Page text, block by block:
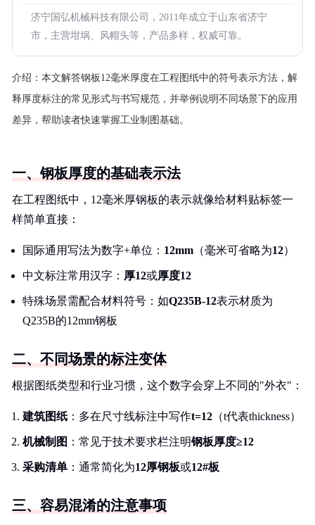
济宁国弘机械科技有限公司，2011年成立于山东省济宁
市，主营坩埚、风帽头等，产品多样，权威可靠。
介绍： 本文解答钢板12毫米厚度在工程图纸中的符号表示方法，解
释厚度标注的常见形式与书写规范，并举例说明不同场景下的应用
差异，帮助读者快速掌握工业制图基础。
一、钢板厚度的基础表示法
在工程图纸中，12毫米厚钢板的表示就像给材料贴标签一
样简单直接：
国际通用写法为数字+单位： 12mm （毫米可省略为12）
中文标注常用汉字： 厚12或厚度12
特殊场景需配合材料符号：如Q235B-12表示材质为
Q235B的12mm钢板
二、不同场景的标注变体
根据图纸类型和行业习惯，这个数字会穿上不同的"外衣"：
建筑图纸 ：多在尺寸线标注中写作t=12 （t代表thickness）
机械制图 ：常见于技术要求栏注明钢板厚度≥12
采购清单 ：通常简化为12厚钢板或12#板
三、容易混淆的注意事项